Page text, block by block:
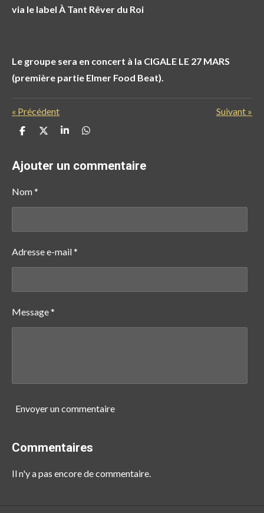
via le label À Tant Rêver du Roi
Le groupe sera en concert à la CIGALE LE 27 MARS
(première partie Elmer Food Beat).
« Précédent Suivant »
P
t
a
e
P
t
a
P
t
a
P
t
a
Ajouter un commentaire
Nom *
Adresse e-mail *
Message *
Envoyer un commentaire
Commentaires
Il n'y a pas encore de commentaire.